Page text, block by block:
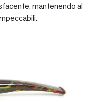
mantenendo al